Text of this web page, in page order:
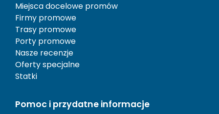
Miejsca docelowe promów
Firmy promowe
Trasy promowe
Porty promowe
Nasze recenzje
Oferty specjalne
Statki
Pomoc i przydatne informacje